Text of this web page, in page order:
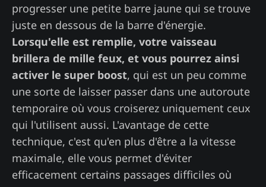
progresser une petite barre jaune qui se trouve
juste en dessous de la barre d'énergie.
Lorsqu'elle est remplie, votre vaisseau
brillera de mille feux, et vous pourrez ainsi
activer le super boost, qui est un peu comme
une sorte de laisser passer dans une autoroute
temporaire où vous croiserez uniquement ceux
qui l'utilisent aussi. L'avantage de cette
technique, c'est qu'en plus d'être a la vitesse
maximale, elle vous permet d'éviter
efficacement certains passages difficiles où